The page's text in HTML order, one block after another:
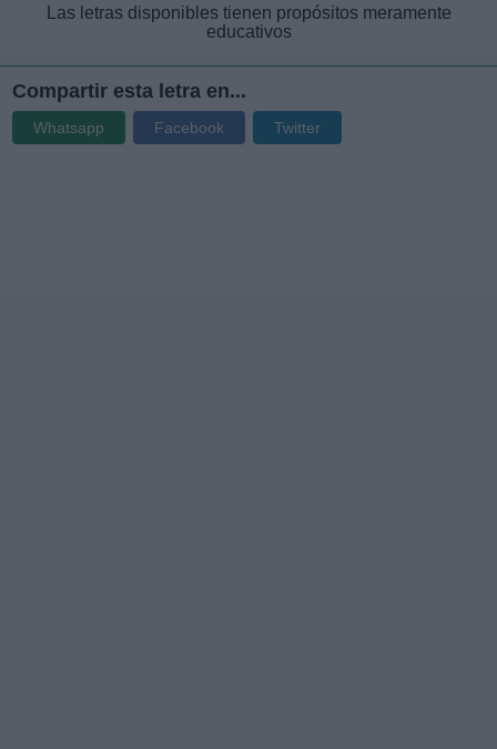
Las letras disponibles tienen propósitos meramente
educativos
Compartir esta letra en...
Whatsapp Facebook Twitter